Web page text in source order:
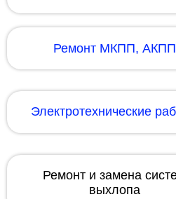
Ремонт МКПП, АКПП
Электротехнические
Ремонт и замена
выхлопа